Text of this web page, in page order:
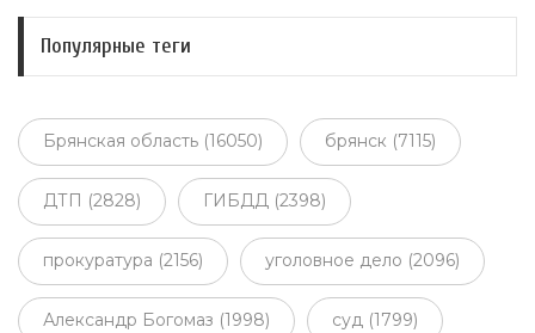
Популярные теги
Брянская область (16050) брянск (7115)
ДТП (2828) ГИБДД (2398)
прокуратура (2156) уголовное дело (2096)
Александр Богомаз (1998) суд (1799)